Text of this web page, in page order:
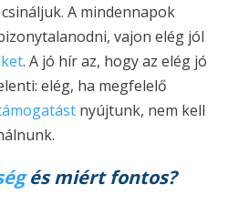
A mindennapok
vajon elég jól
. A jó hír az, hogy az elég jó
elég, ha megfelelő
nyújtunk, nem kell
és miért fontos?